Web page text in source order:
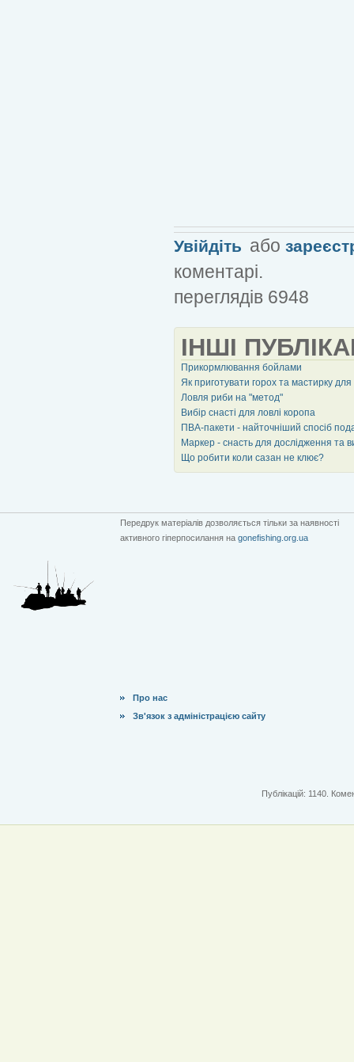
Увійдіть або
коментарі.
переглядів 6948
ІНШІ
Прикормлювання бойлами
Як приготувати горох та мастирку
Ловля риби на "метод"
Вибір снасті для ловлі коропа
ПВА-пакети - найточніший спосіб
Маркер - снасть для дослідження та
Що робити коли сазан не клює?
Передрук матеріалів дозволяється тільки за наявності
активного гіперпосилання на gonefishing.org.ua
Про нас
Зв'язок з адміністрацією сайту
Публікацій: 1140.